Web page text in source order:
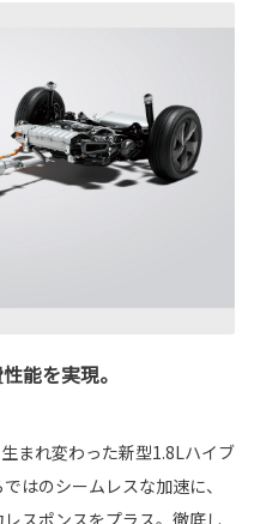
能を実現。
まれ変わった新型1.8Lハイブ
はのシームレスな加速に、